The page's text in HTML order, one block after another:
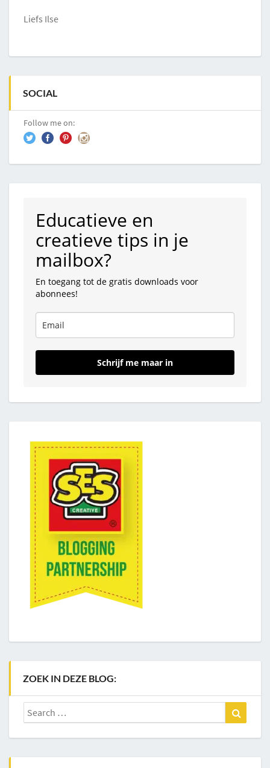
Liefs Ilse
SOCIAL
Follow me on:
Educatieve en
creatieve tips in je
mailbox?
En toegang tot de gratis downloads voor
abonnees!
Schrijf me maar in
ZOEK IN DEZE BLOG:
Search
for: